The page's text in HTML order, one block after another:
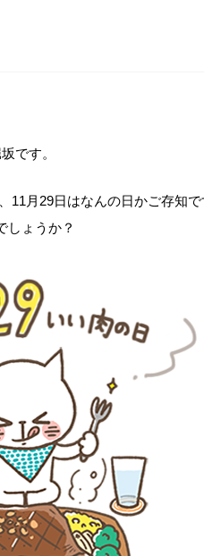
です。
11月29日はなんの日かご存知で
しょうか？